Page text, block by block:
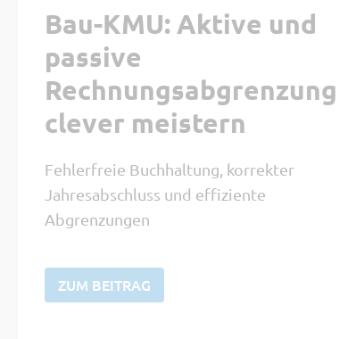
Bau-KMU: Aktive und
passive
Rechnungsabgrenzung
clever meistern
Fehlerfreie Buchhaltung, korrekter
Jahresabschluss und effiziente
Abgrenzungen
ZUM BEITRAG